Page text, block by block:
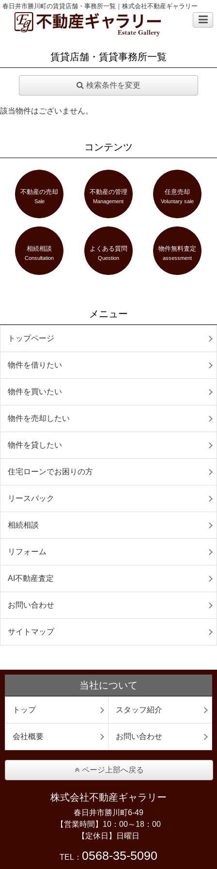
春日井市勝川町の賃貸店舗・事務所一覧｜株式会社不動産ギャラリー
賃貸店舗・賃貸事務所一覧
検索条件を変更
該当物件はございません。
コンテンツ
不動産の売却
Sale
不動産の管理
Management
任意売却
Voluntary sale
相続相談
Consultation
よくある質問
Question
物件無料査定
assessment
メニュー
トップページ
物件を借りたい
物件を買いたい
物件を売却したい
物件を貸したい
住宅ローンでお困りの方
リースバック
相続相談
リフォーム
AI不動産査定
お問い合わせ
サイトマップ
当社について
トップ スタッフ紹介
会社概要 お問い合わせ
ページ上部へ戻る
株式会社不動産ギャラリー
春日井市勝川町6-49
【営業時間】10：00～18：00
【定休日】日曜日
TEL： 0568-35-5090